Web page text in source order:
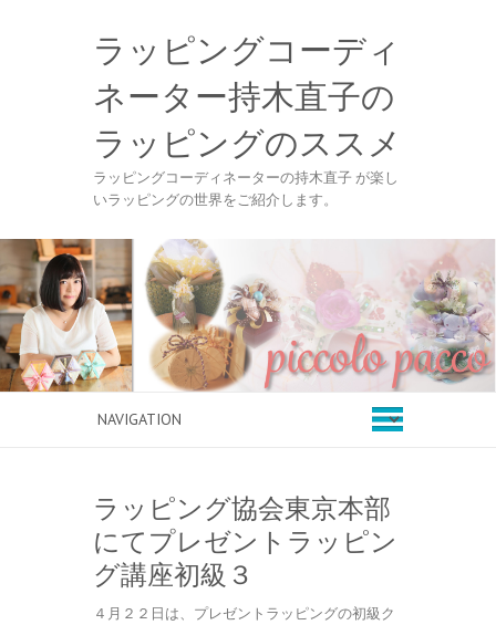
ラッピングコーディ
ネーター持木直子の
ラッピングのススメ
ラッピングコーディネーターの持木直子 が楽し
いラッピングの世界をご紹介します。
ラッピング協会東京本部
にてプレゼントラッピン
グ講座初級３
４月２２日は、プレゼントラッピングの初級ク